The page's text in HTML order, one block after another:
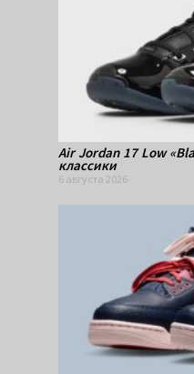
Air Jordan 17 Low
классики
6 августа 2026